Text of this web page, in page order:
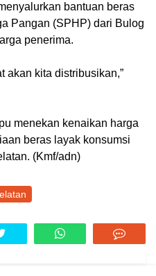
bantuan beras
Pangan (SPHP) dari Bulog
penerima.
akan kita distribusikan,”
menekan kenaikan harga
beras layak konsumsi
(Kmf/adn)